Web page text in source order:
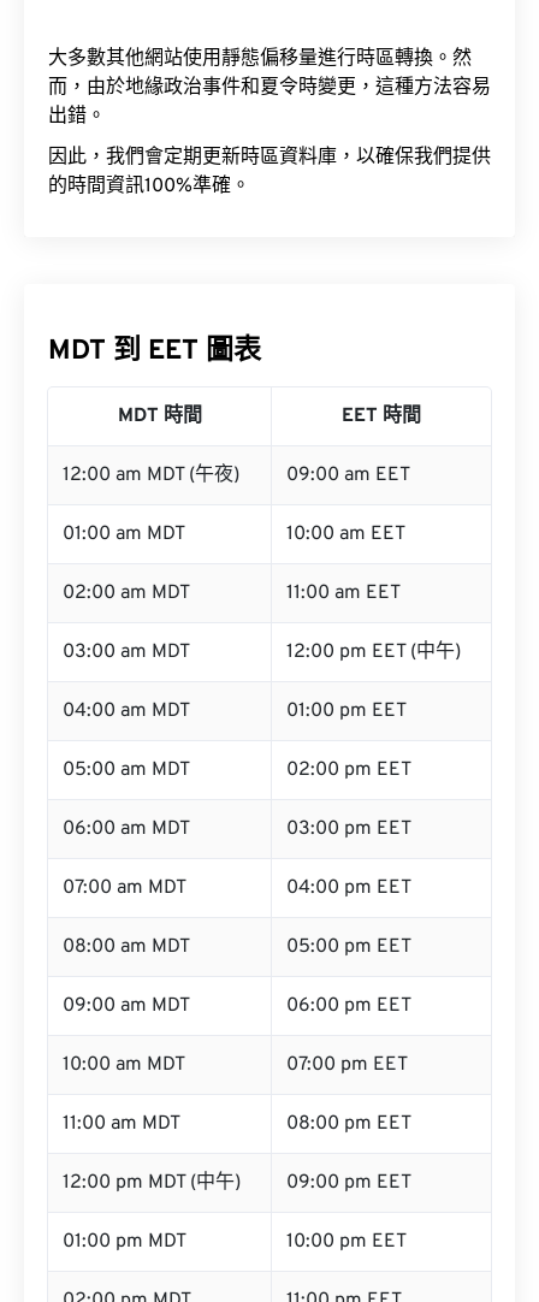
大多數其他網站使用靜態偏移量進行時區轉換。然
而，由於地緣政治事件和夏令時變更，這種方法容易
出錯。
因此，我們會定期更新時區資料庫，以確保我們提供
的時間資訊100%準確。
MDT 到 EET 圖表
MDT 時間 EET 時間
12:00 am MDT (午夜) 09:00 am EET
01:00 am MDT 10:00 am EET
02:00 am MDT 11:00 am EET
03:00 am MDT 12:00 pm EET (中午)
04:00 am MDT 01:00 pm EET
05:00 am MDT 02:00 pm EET
06:00 am MDT 03:00 pm EET
07:00 am MDT 04:00 pm EET
08:00 am MDT 05:00 pm EET
09:00 am MDT 06:00 pm EET
10:00 am MDT 07:00 pm EET
11:00 am MDT 08:00 pm EET
12:00 pm MDT (中午) 09:00 pm EET
01:00 pm MDT 10:00 pm EET